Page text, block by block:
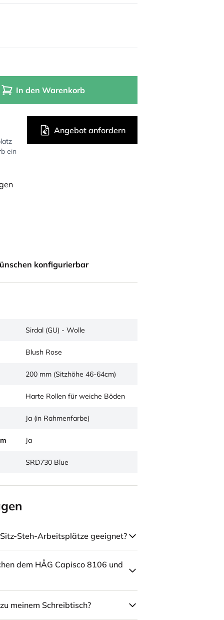
In den Warenkorb
ein
Angebot anfordern
konfigurierbar
Sirdal (GU) - Wolle
Blush Rose
200 mm (Sitzhöhe 46-64cm)
Harte Rollen für weiche Böden
Ja (in Rahmenfarbe)
Ja
SRD730 Blue
Steh-Arbeitsplätze geeignet?
dem HÅG Capisco 8106 und
meinem Schreibtisch?